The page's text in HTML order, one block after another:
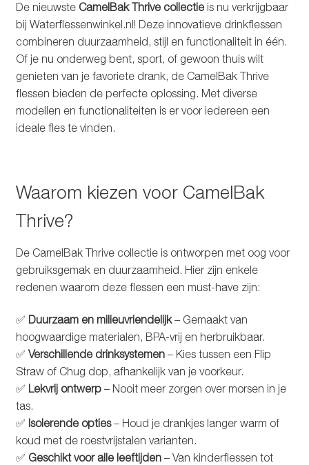
Accessoires
Aanbiedingen
Waterfles bedrukken
De nieuwste CamelBak Thrive collectieis nu verkrijgbaar
bij Waterflessenwinkel.nl! Deze innovatieve drinkflessen
combineren duurzaamheid, stijl en functionaliteit in één.
Of je nu onderweg bent, sport, of gewoon thuis wilt
genieten van je favoriete drank, de CamelBak Thrive
flessen bieden de perfecte oplossing. Met diverse
modellen en functionaliteiten is er voor iedereen een
ideale fles te vinden.
Waarom kiezen voor CamelBak
Thrive?
De CamelBak Thrive collectie is ontworpen met oog voor
gebruiksgemak en duurzaamheid. Hier zijn enkele
redenen waarom deze flessen een must-have zijn:
✅ Duurzaam en milieuvriendelijk– Gemaakt van
hoogwaardige materialen, BPA-vrij en herbruikbaar.
✅ Verschillende drinksystemen– Kies tussen een Flip
Straw of Chug dop, afhankelijk van je voorkeur.
✅ Lekvrij ontwerp– Nooit meer zorgen over morsen in je
tas.
✅ Isolerende opties– Houd je drankjes langer warm of
koud met de roestvrijstalen varianten.
✅ Geschikt voor alle leeftijden– Van kinderflessen tot